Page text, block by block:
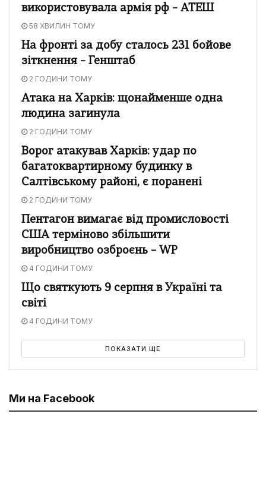
використовувала армія рф – АТЕШ
58 ХВИЛИН ТОМУ
На фронті за добу сталось 231 бойове
зіткнення – Генштаб
2 ГОДИНИ ТОМУ
Атака на Харків: щонайменше одна
людина загинула
2 ГОДИНИ ТОМУ
Ворог атакував Харків: удар по
багатоквартирному будинку в
Салтівському районі, є поранені
2 ГОДИНИ ТОМУ
Пентагон вимагає від промисловості
США терміново збільшити
виробництво озброєнь – WP
4 ГОДИНИ ТОМУ
Що святкують 9 серпня в Україні та
світі
4 ГОДИНИ ТОМУ
ПОКАЗАТИ ЩЕ
Ми на Facebook